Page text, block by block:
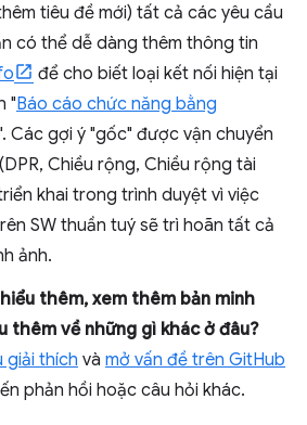
tiêu đề mới) tất cả các yêu cầu
có thể dễ dàng thêm thông tin
để cho biết loại kết nối hiện tại
"Báo cáo chức năng bằng
Các gợi ý "gốc" được vận chuyển
Chiều rộng, Chiều rộng tài
khai trong trình duyệt vì việc
SW thuần tuý sẽ trì hoãn tất cả
ảnh.
thêm, xem thêm bản minh
thêm về những gì khác ở đâu?
giải thích và mở vấn đề trên GitHub
phản hồi hoặc câu hỏi khác.